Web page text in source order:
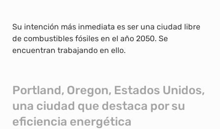
Su intención más inmediata es ser una ciudad libre
de combustibles fósiles en el año 2050. Se
encuentran trabajando en ello.
Portland, Oregon, Estados Unidos,
una ciudad que destaca por su
eficiencia energética